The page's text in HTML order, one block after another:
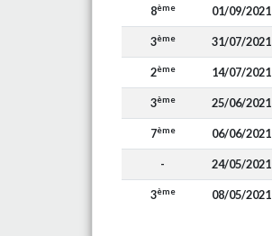
8ème 01/09/2021
3ème 31/07/2021
2ème 14/07/2021
3ème 25/06/2021
7ème 06/06/2021
- 24/05/2021
3ème 08/05/2021